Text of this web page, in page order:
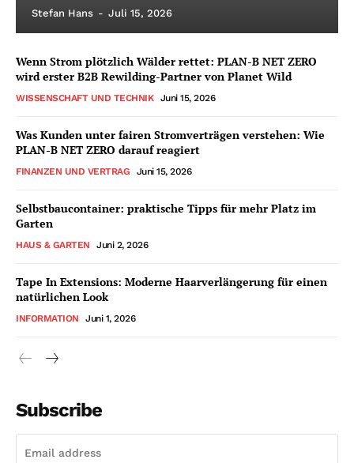
Stefan Hans - Juli 15, 2026
Wenn Strom plötzlich Wälder rettet: PLAN-B NET ZERO
wird erster B2B Rewilding-Partner von Planet Wild
WISSENSCHAFT UND TECHNIK Juni 15, 2026
Was Kunden unter fairen Stromverträgen verstehen: Wie
PLAN-B NET ZERO darauf reagiert
FINANZEN UND VERTRAG Juni 15, 2026
Selbstbaucontainer: praktische Tipps für mehr Platz im
Garten
HAUS & GARTEN Juni 2, 2026
Tape In Extensions: Moderne Haarverlängerung für einen
natürlichen Look
INFORMATION Juni 1, 2026
Subscribe